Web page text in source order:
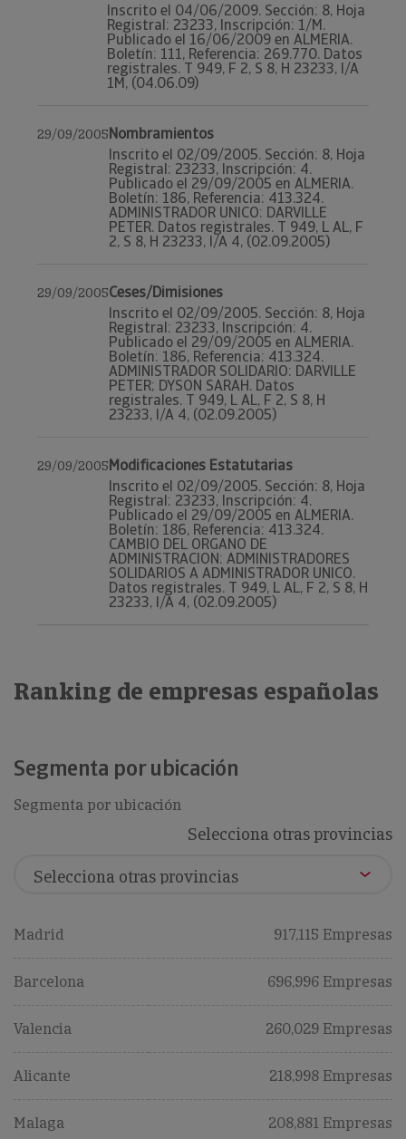
Inscrito el 04/06/2009. Sección: 8, Hoja
Registral: 23233, Inscripción: 1/M.
Publicado el 16/06/2009 en ALMERIA.
Boletín: 111, Referencia: 269.770. Datos
registrales. T 949, F 2, S 8, H 23233, I/A
1M, (04.06.09)
29/09/2005Nombramientos
Inscrito el 02/09/2005. Sección: 8, Hoja
Registral: 23233, Inscripción: 4.
Publicado el 29/09/2005 en ALMERIA.
Boletín: 186, Referencia: 413.324.
ADMINISTRADOR UNICO: DARVILLE
PETER. Datos registrales. T 949, L AL, F
2, S 8, H 23233, I/A 4, (02.09.2005)
29/09/2005Ceses/Dimisiones
Inscrito el 02/09/2005. Sección: 8, Hoja
Registral: 23233, Inscripción: 4.
Publicado el 29/09/2005 en ALMERIA.
Boletín: 186, Referencia: 413.324.
ADMINISTRADOR SOLIDARIO: DARVILLE
PETER; DYSON SARAH. Datos
registrales. T 949, L AL, F 2, S 8, H
23233, I/A 4, (02.09.2005)
29/09/2005Modificaciones Estatutarias
Inscrito el 02/09/2005. Sección: 8, Hoja
Registral: 23233, Inscripción: 4.
Publicado el 29/09/2005 en ALMERIA.
Boletín: 186, Referencia: 413.324.
CAMBIO DEL ORGANO DE
ADMINISTRACION: ADMINISTRADORES
SOLIDARIOS A ADMINISTRADOR UNICO.
Datos registrales. T 949, L AL, F 2, S 8, H
23233, I/A 4, (02.09.2005)
Ranking de empresas españolas
Segmenta por ubicación
Segmenta por ubicación
Selecciona otras provincias
Madrid 917,115 Empresas
Barcelona 696,996 Empresas
Valencia 260,029 Empresas
Alicante 218,998 Empresas
Malaga 208,881 Empresas